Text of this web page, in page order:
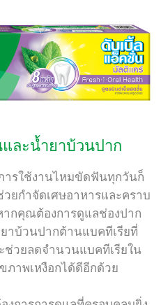
ละน้ำยาบ้วนปาก
ารใช้งานไหมขัดฟันทุกวันก็
วยกำจัดเศษอาหารและคราบ
กคุณต้องการดูแลช่องปาก
าบ้วนปากต้านแบคทีเรียที่
ช่วยลดจำนวนแบคทีเรียใน
ภาพเหงือกได้ดีอีกด้วย